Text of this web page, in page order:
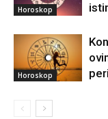
Horoskop
Horoskop